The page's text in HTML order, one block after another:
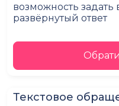
возможность
развёрнутый ответ
Текстовое